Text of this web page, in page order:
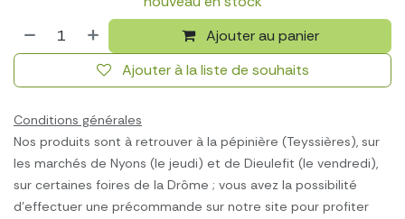
Ajouter au panier
Ajouter à la liste de souhaits
Conditions générales
Nos produits sont à retrouver à la pépinière (Teyssières), sur
les marchés de Nyons (le jeudi) et de Dieulefit (le vendredi),
sur certaines foires de la Drôme ; vous avez la possibilité
d'effectuer une précommande sur notre site pour profiter